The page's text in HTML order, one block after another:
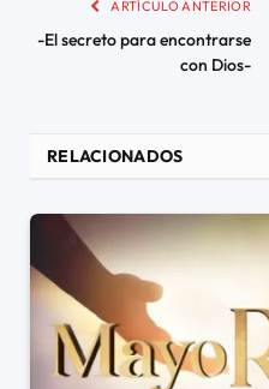
ARTÍCULO ANTERIOR
-El secreto para encontrarse
con Dios-
RELACIONADOS